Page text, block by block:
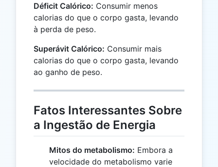
Déficit Calórico: Consumir menos
calorias do que o corpo gasta, levando
à perda de peso.
Superávit Calórico: Consumir mais
calorias do que o corpo gasta, levando
ao ganho de peso.
Fatos Interessantes Sobre
a Ingestão de Energia
Mitos do metabolismo: Embora a
velocidade do metabolismo varie